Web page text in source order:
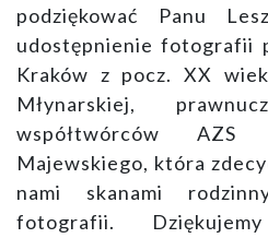
podziękować Panu
udostępnienie fotografii
Kraków z pocz. XX
Młynarskiej,
współtwórców AZS
Majewskiego, która
nami skanami
fotografii.